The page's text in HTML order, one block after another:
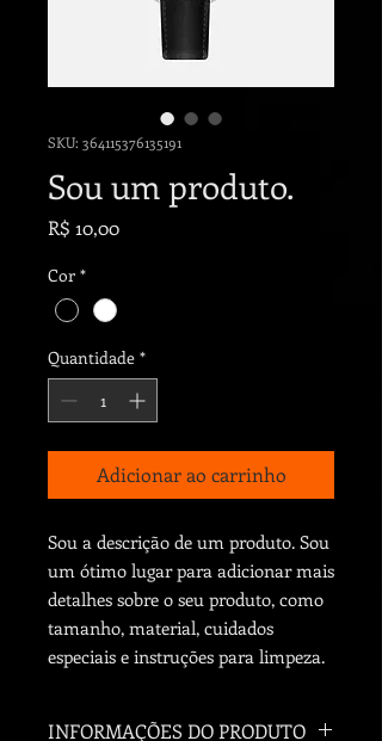
SKU: 364115376135191
Sou um produto.
R$ 10,00Preço
Cor *
Quantidade *
Adicionar ao carrinho
Sou a descrição de um produto. Sou
um ótimo lugar para adicionar mais
detalhes sobre o seu produto, como
tamanho, material, cuidados
especiais e instruções para limpeza.
INFORMAÇÕES DO PRODUTO